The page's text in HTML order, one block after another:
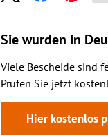
Sie wurden in
Viele Bescheide sind
Prüfen Sie jetzt
Hier kostenlos